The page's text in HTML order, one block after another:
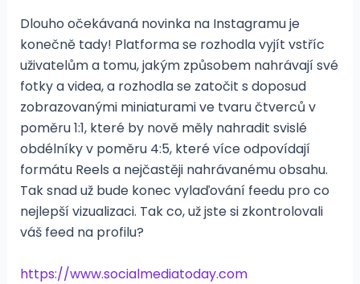
Dlouho očekávaná novinka na Instagramu je
konečně tady! Platforma se rozhodla vyjít vstříc
uživatelům a tomu, jakým způsobem nahrávají své
fotky a videa, a rozhodla se zatočit s doposud
zobrazovanými miniaturami ve tvaru čtverců v
poměru 1:1, které by nově měly nahradit svislé
obdélníky v poměru 4:5, které více odpovídají
formátu Reels a nejčastěji nahrávanému obsahu.
Tak snad už bude konec vylaďování feedu pro co
nejlepší vizualizaci. Tak co, už jste si zkontrolovali
váš feed na profilu?
https://www.socialmediatoday.com